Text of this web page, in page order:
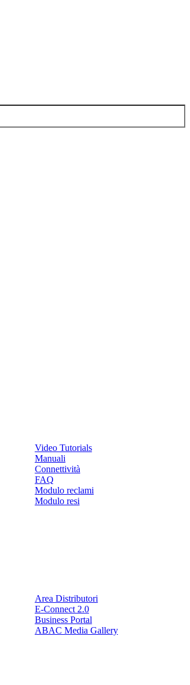
Video Tutorials
Manuali
Connettività
FAQ
Modulo reclami
Modulo resi
Area Distributori
E-Connect 2.0
Business Portal
ABAC Media Gallery